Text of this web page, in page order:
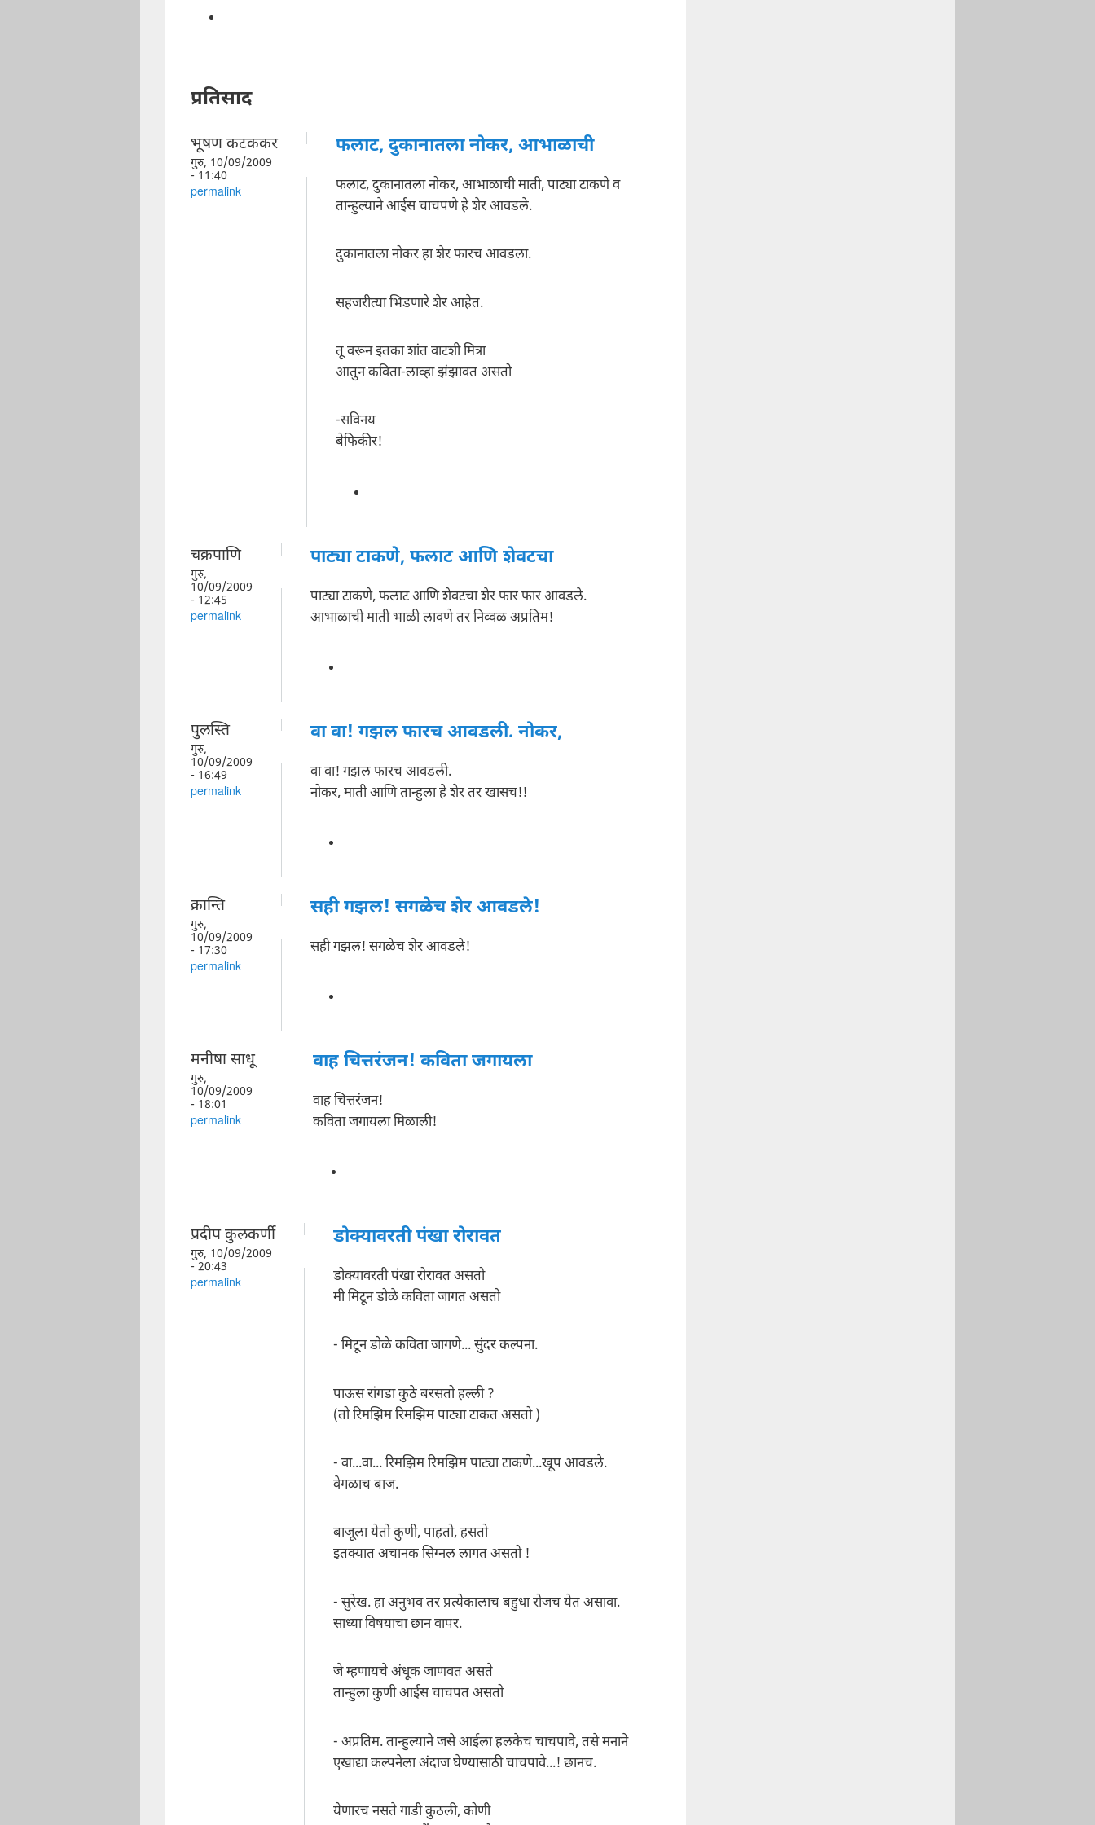
प्रतिसाद
भूषण कटककर
गुरु, 10/09/2009
- 11:40
permalink
फलाट, दुकानातला नोकर, आभाळाची
फलाट, दुकानातला नोकर, आभाळाची माती, पाट्या टाकणे व
तान्हुल्याने आईस चाचपणे हे शेर आवडले.
दुकानातला नोकर हा शेर फारच आवडला.
सहजरीत्या भिडणारे शेर आहेत.
तू वरून इतका शांत वाटशी मित्रा
आतुन कविता-लाव्हा झंझावत असतो
-सविनय
बेफिकीर!
चक्रपाणि
गुरु,
10/09/2009
- 12:45
permalink
पाट्या टाकणे, फलाट आणि शेवटचा
पाट्या टाकणे, फलाट आणि शेवटचा शेर फार फार आवडले.
आभाळाची माती भाळी लावणे तर निव्वळ अप्रतिम!
पुलस्ति
गुरु,
10/09/2009
- 16:49
permalink
वा वा! गझल फारच आवडली. नोकर,
वा वा! गझल फारच आवडली.
नोकर, माती आणि तान्हुला हे शेर तर खासच!!
क्रान्ति
गुरु,
10/09/2009
- 17:30
permalink
सही गझल! सगळेच शेर आवडले!
सही गझल! सगळेच शेर आवडले!
मनीषा साधू
गुरु,
10/09/2009
- 18:01
permalink
वाह चित्तरंजन! कविता जगायला
वाह चित्तरंजन!
कविता जगायला मिळाली!
प्रदीप कुलकर्णी
गुरु, 10/09/2009
- 20:43
permalink
डोक्यावरती पंखा रोरावत
डोक्यावरती पंखा रोरावत असतो
मी मिटून डोळे कविता जागत असतो
- मिटून डोळे कविता जागणे... सुंदर कल्पना.
पाऊस रांगडा कुठे बरसतो हल्ली ?
(तो रिमझिम रिमझिम पाट्या टाकत असतो )
- वा...वा... रिमझिम रिमझिम पाट्या टाकणे...खूप आवडले.
वेगळाच बाज.
बाजूला येतो कुणी, पाहतो, हसतो
इतक्यात अचानक सिग्नल लागत असतो !
- सुरेख. हा अनुभव तर प्रत्येकालाच बहुधा रोजच येत असावा.
साध्या विषयाचा छान वापर.
जे म्हणायचे अंधूक जाणवत असते
तान्हुला कुणी आईस चाचपत असतो
- अप्रतिम. तान्हुल्याने जसे आईला हलकेच चाचपावे, तसे मनाने
एखाद्या कल्पनेला अंदाज घेण्यासाठी चाचपावे...! छानच.
येणारच नसते गाडी कुठली, कोणी